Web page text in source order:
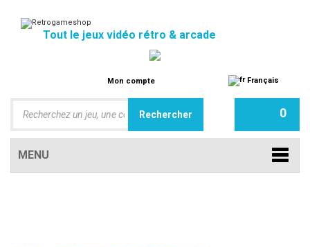
Tout le jeux vidéo rétro & arcade
Mon compte Français
0
MENU